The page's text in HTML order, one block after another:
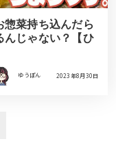
惣菜持ち込んだら
んじゃない？【ひ
ゆうぽん 2023年8月30日